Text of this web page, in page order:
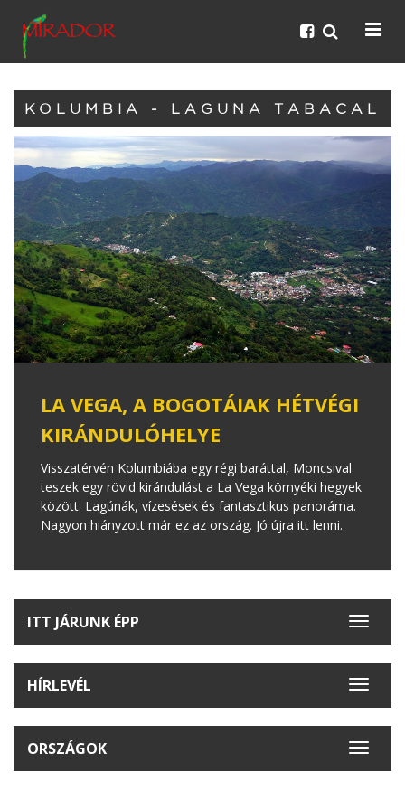
KOLUMBIA - LAGUNA TABACAL
LA VEGA, A BOGOTÁIAK HÉTVÉGI
KIRÁNDULÓHELYE
Visszatérvén Kolumbiába egy régi baráttal, Moncsival
teszek egy rövid kirándulást a La Vega környéki hegyek
között. Lagúnák, vízesések és fantasztikus panoráma.
Nagyon hiányzott már ez az ország. Jó újra itt lenni.
Toggle
ITT JÁRUNK ÉPP
Toggle
HÍRLEVÉL
Toggle
ORSZÁGOK